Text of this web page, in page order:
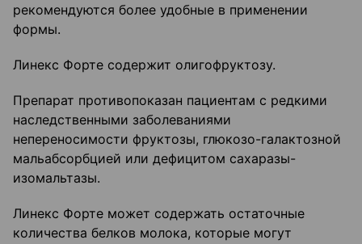
рекомендуются более удобные в применении
формы.
Линекс Форте содержит олигофруктозу.
Препарат противопоказан пациентам с редкими
наследственными заболеваниями
непереносимости фруктозы, глюкозо-галактозной
мальабсорбцией или дефицитом сахаразы-
изомальтазы.
Линекс Форте может содержать остаточные
количества белков молока, которые могут